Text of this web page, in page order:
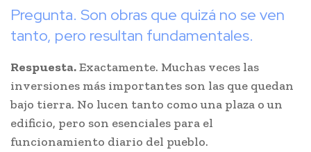
Pregunta. Son obras que quizá no se ven
tanto, pero resultan fundamentales.
Respuesta.Exactamente. Muchas veces las
inversiones más importantes son las que quedan
bajo tierra. No lucen tanto como una plaza o un
edificio, pero son esenciales para el
funcionamiento diario del pueblo.